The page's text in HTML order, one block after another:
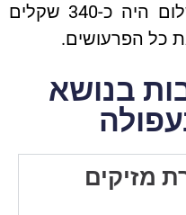
הכלב. עבור ההדברה התשלום היה כ-340 שקלים
כל הפרעושים.
בנושא
מזיקים